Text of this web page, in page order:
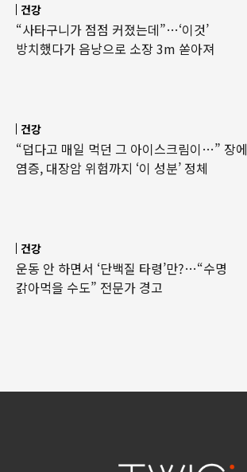
건강
“사타구니가 점점 커졌는데”…‘이것’
방치했다가 음낭으로 소장 3m 쏟아져
건강
“덥다고 매일 먹던 그 아이스크림이…” 장에
염증, 대장암 위험까지 ‘이 성분’ 정체
건강
운동 안 하면서 ‘단백질 타령’만?…“수명
갉아먹을 수도” 전문가 경고